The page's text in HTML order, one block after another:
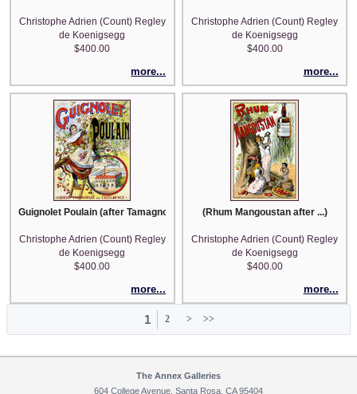
Christophe Adrien (Count) Regley
de Koenigsegg
$400.00
more...
Christophe Adrien (Count) Regley
de Koenigsegg
$400.00
more...
Guignolet Poulain (after Tamagno)
Christophe Adrien (Count) Regley
de Koenigsegg
$400.00
more...
(Rhum Mangoustan after ...)
Christophe Adrien (Count) Regley
de Koenigsegg
$400.00
more...
1 2 > >>
The Annex Galleries
604 College Avenue, Santa Rosa, CA 95404